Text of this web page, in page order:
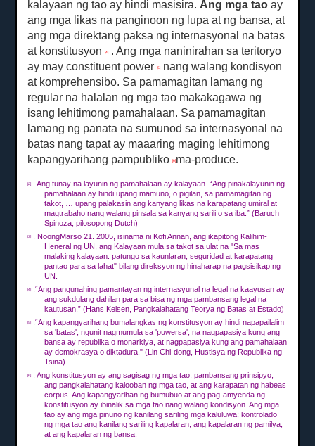
kalayaan ng tao ay hindi masisira. Ang mga tao ay
ang mga likas na panginoon ng lupa at ng bansa, at
ang mga direktang paksa ng internasyonal na batas
at konstitusyon[4] .Ang mga naninirahan sa teritoryo
ay may constituent power[5]
nang walang kondisyon
at komprehensibo. Sa pamamagitan lamang ng
regular na halalan ng mga tao makakagawa ng
isang lehitimong pamahalaan. Sa pamamagitan
lamang ng panata na sumunod sa internasyonal na
batas nang tapat ay maaaring maging lehitimong
kapangyarihang pampubliko[6] ma-produce.
[2] .Ang tunay na layunin ng pamahalaan ay kalayaan.“Ang pinakalayunin ng
pamahalaan ay hindi upang mamuno, o pigilan, sa pamamagitan ng
takot, … upang palakasin ang kanyang likas na karapatang umiral at
magtrabaho nang walang pinsala sa kanyang sarili o sa iba.”(Baruch
Spinoza, pilosopong Dutch)
[3] .NoongMarso 21. 2005, isinama ni Kofi Annan, ang ikapitong Kalihim-
Heneral ng UN, ang Kalayaan mula sa takot sa ulat na "Sa mas
malaking kalayaan: patungo sa kaunlaran, seguridad at karapatang
pantao para sa lahat" bilang direksyon ng hinaharap na pagsisikap ng
UN.
[4]
.“Ang pangunahing pamantayan ng internasyunal na legal na kaayusan ay
ang sukdulang dahilan para sa bisa ng mga pambansang legal na
kautusan.”(Hans Kelsen, Pangkalahatang Teorya ng Batas at Estado)
[5]
.“Ang kapangyarihang bumalangkas ng konstitusyon ay hindi napapailalim
sa 'batas', ngunit nagmumula sa 'puwersa', na nagpapasiya kung ang
bansa ay republika o monarkiya, at nagpapasiya kung ang pamahalaan
ay demokrasya o diktadura."(Lin Chi-dong, Hustisya ng Republika ng
Tsina)
[6] .Ang konstitusyon ay ang sagisag ng mga tao, pambansang prinsipyo,
ang pangkalahatang kalooban ng mga tao, at ang karapatan ng habeas
corpus.Ang kapangyarihan ng bumubuo at ang pag-amyenda ng
konstitusyon ay ibinalik sa mga tao nang walang kondisyon.Ang mga
tao ay ang mga pinuno ng kanilang sariling mga kaluluwa;kontrolado
ng mga tao ang kanilang sariling kapalaran, ang kapalaran ng pamilya,
at ang kapalaran ng bansa.